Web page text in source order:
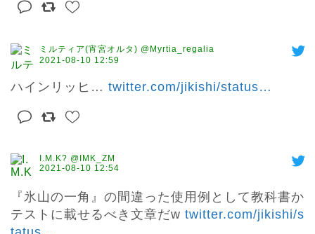
ミルティア(宵宮オルタ) @Myrtia_regalia
2021-08-10 12:59
ハインリッヒ… twitter.com/jikishi/status…
I.M.K? @IMK_ZM
2021-08-10 12:54
『氷山の一角』の間違った使用例として教科書か
テストに載せるべき文章だw twitter.com/jikishi/s